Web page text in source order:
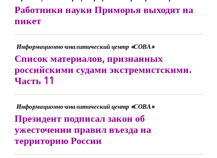
Работники науки Приморья выходят на
пикет
Информационно-аналитический центр «СОВА»
Список материалов, признанных
российскими судами экстремистскими.
Часть 11
Информационно-аналитический центр «СОВА»
Президент подписал закон об
ужесточении правил въезда на
территорию России